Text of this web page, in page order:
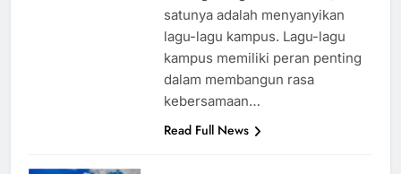
berbagai kegiatan menarik, salah
satunya adalah menyanyikan
lagu-lagu kampus. Lagu-lagu
kampus memiliki peran penting
dalam membangun rasa